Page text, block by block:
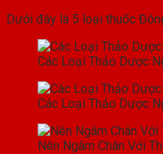
Dưới đây là 5 loại thuốc
Các Loại Thảo Dược
Các Loại Thảo Dược
Nên Ngâm Chân Với